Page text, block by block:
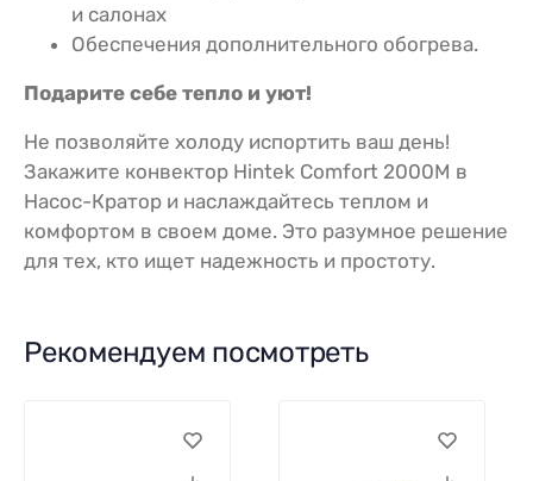
и салонах
Обеспечения дополнительного обогрева.
Подарите себе тепло и уют!
Не позволяйте холоду испортить ваш день!
Закажите конвектор Hintek Comfort 2000M в
Насос-Кратор и наслаждайтесь теплом и
комфортом в своем доме. Это разумное решение
для тех, кто ищет надежность и простоту.
Рекомендуем посмотреть